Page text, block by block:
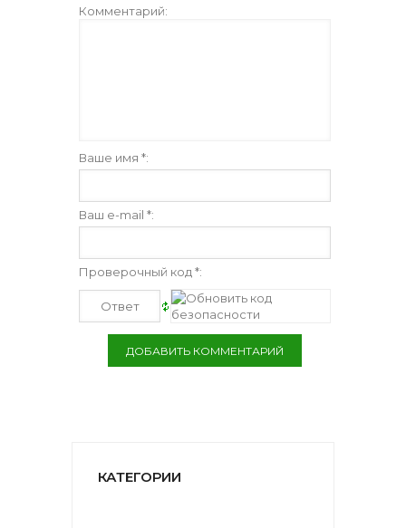
Комментарий:
Ваше имя *:
Ваш e-mail *:
Проверочный код *:
КАТЕГОРИИ